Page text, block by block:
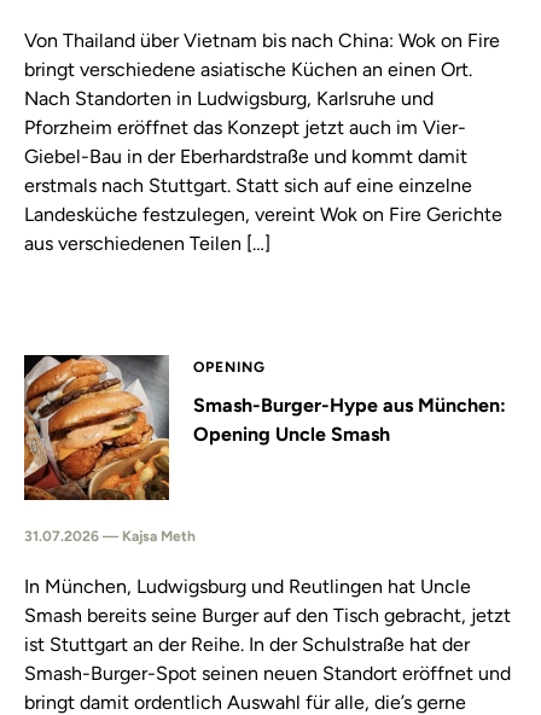
Von Thailand über Vietnam bis nach China: Wok on Fire
bringt verschiedene asiatische Küchen an einen Ort.
Nach Standorten in Ludwigsburg, Karlsruhe und
Pforzheim eröffnet das Konzept jetzt auch im Vier-
Giebel-Bau in der Eberhardstraße und kommt damit
erstmals nach Stuttgart. Statt sich auf eine einzelne
Landesküche festzulegen, vereint Wok on Fire Gerichte
aus verschiedenen Teilen […]
OPENING
Smash-Burger-Hype aus München:
Opening Uncle Smash
31.07.2026 — Kajsa Meth
In München, Ludwigsburg und Reutlingen hat Uncle
Smash bereits seine Burger auf den Tisch gebracht, jetzt
ist Stuttgart an der Reihe. In der Schulstraße hat der
Smash-Burger-Spot seinen neuen Standort eröffnet und
bringt damit ordentlich Auswahl für alle, die’s gerne